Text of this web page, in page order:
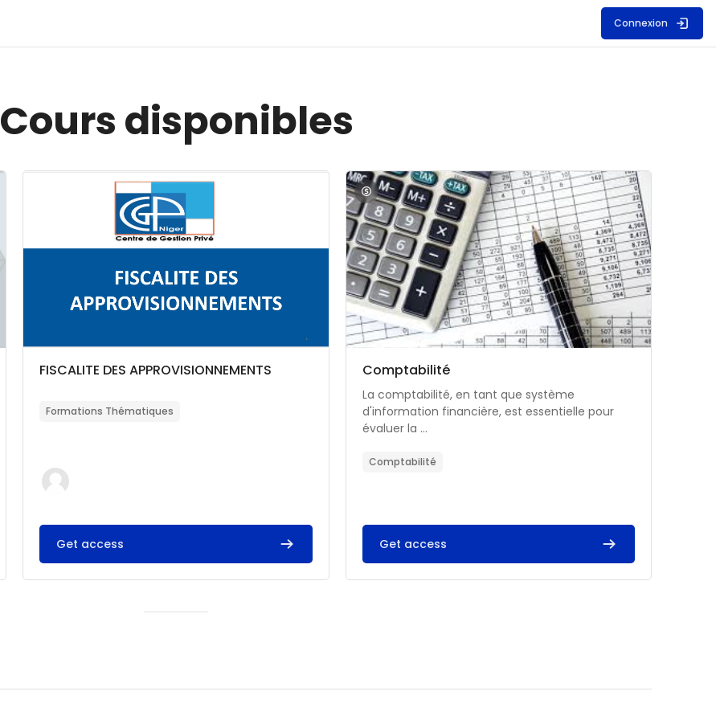
Connexion
Cours disponibles
Image du cours FISCALITE DES APPROVISIONNEMENTS
Catégorie de cours
Nom du cours
FISCALITE DES APPROVISIONNEMENTS
Formations Thématiques
Get access
Image du cours Comptabilité
Catégorie de cours
Nom du cours
Comptabilité
Résumé du cours :
La comptabilité, en tant que système
d'information financière, est essentielle pour
évaluer la ...
Comptabilité
Get access